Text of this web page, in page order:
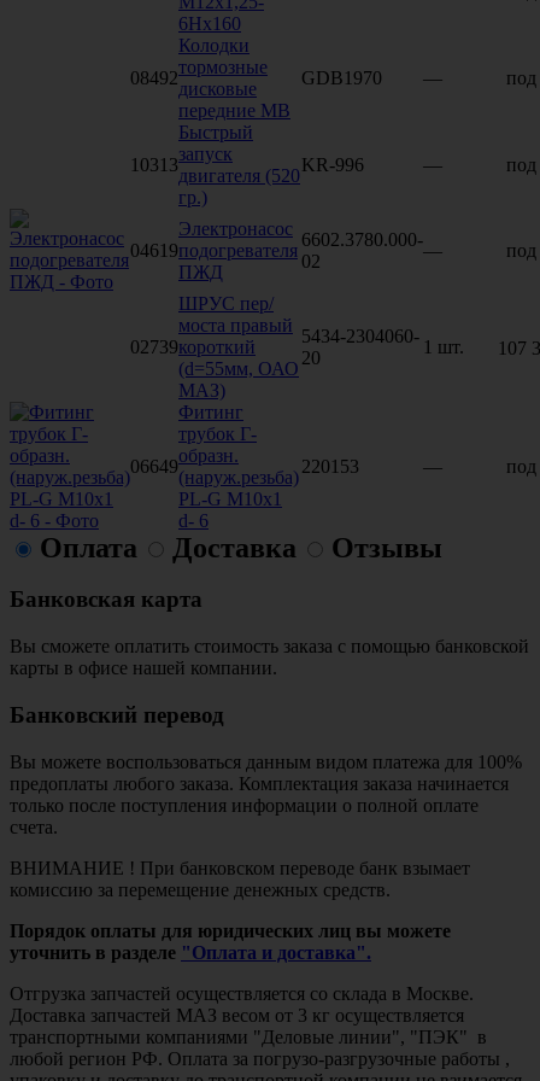
6Нх160
08492
Колодки
тормозные
дисковые
передние MB
GDB1970 — под
10313
Быстрый
запуск
двигателя (520
гр.)
KR-996 — под
04619
Электронасос
подогревателя
ПЖД
6602.3780.000-
02
— под
02739
ШРУС пер/
моста правый
короткий
(d=55мм, ОАО
МАЗ)
5434-2304060-
20
1 шт. 107
06649
Фитинг
трубок Г-
образн.
(наруж.резьба)
PL-G M10x1
d- 6
220153 — под
Оплата Доставка Отзывы
Банковская карта
Вы сможете оплатить стоимость заказа с помощью банковской
карты в офисе нашей компании.
Банковский перевод
Вы можете воспользоваться данным видом платежа для 100%
предоплаты любого заказа. Комплектация заказа начинается
только после поступления информации о полной оплате
счета.
ВНИМАНИЕ ! При банковском переводе банк взымает
комиссию за перемещение денежных средств.
Порядок оплаты для юридических лиц вы можете
уточнить в разделе "Оплата и доставка".
Отгрузка запчастей осуществляется со склада в Москве.
Доставка запчастей МАЗ весом от 3 кг осуществляется
транспортными компаниями "Деловые линии", "ПЭК" в
любой регион РФ. Оплата за погрузо-разгрузочные работы ,